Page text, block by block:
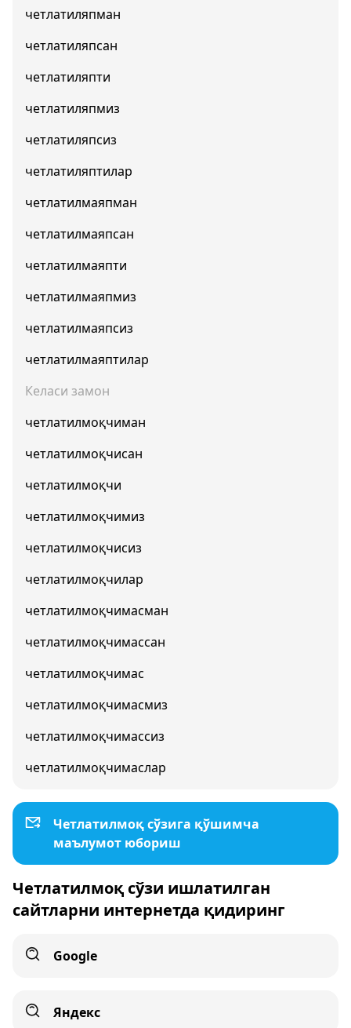
четлатиляпман
четлатиляпсан
четлатиляпти
четлатиляпмиз
четлатиляпсиз
четлатиляптилар
четлатилмаяпман
четлатилмаяпсан
четлатилмаяпти
четлатилмаяпмиз
четлатилмаяпсиз
четлатилмаяптилар
Келаси замон
четлатилмоқчиман
четлатилмоқчисан
четлатилмоқчи
четлатилмоқчимиз
четлатилмоқчисиз
четлатилмоқчилар
четлатилмоқчимасман
четлатилмоқчимассан
четлатилмоқчимас
четлатилмоқчимасмиз
четлатилмоқчимассиз
четлатилмоқчимаслар
Четлатилмоқ сўзига қўшимча
маълумот юбориш
Четлатилмоқ сўзи ишлатилган
сайтларни интернетда қидиринг
Google
Яндекс